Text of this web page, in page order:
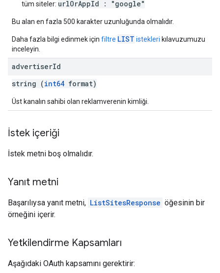
tüm siteler: urlOrAppId : "google"
Bu alan en fazla 500 karakter uzunluğunda olmalıdır.
Daha fazla bilgi edinmek için filtre LIST istekleri kılavuzumuzu
inceleyin.
advertiserId
string (int64 format)
Üst kanalın sahibi olan reklamverenin kimliği.
İstek içeriği
İstek metni boş olmalıdır.
Yanıt metni
Başarılıysa yanıt metni, ListSitesResponse öğesinin bir
örneğini içerir.
Yetkilendirme Kapsamları
Aşağıdaki OAuth kapsamını gerektirir: